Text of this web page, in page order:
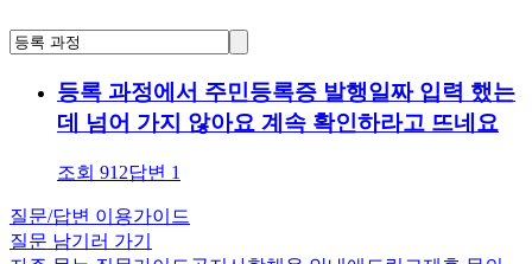
등록 과정에서 주민등록증 발행일짜 입력 했는
데 넘어 가지 않아요 계속 확인하라고 뜨네요
조회 912답변 1
질문/답변 이용가이드
질문 남기러 가기